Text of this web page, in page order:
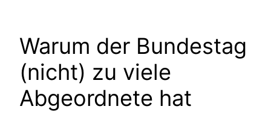
Warum der Bundestag
(nicht) zu viele
Abgeordnete hat